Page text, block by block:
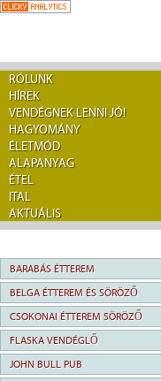
RÓLUNK
HÍREK
VENDÉGNEK LENNI JÓ!
HAGYOMÁNY
ÉLETMÓD
ALAPANYAG
ÉTEL
ITAL
AKTUÁLIS
BARABÁS ÉTTEREM
BELGA ÉTTEREM ÉS SÖRÖZŐ
CSOKONAI ÉTTEREM SÖRÖZŐ
FLASKA VENDÉGLŐ
JOHN BULL PUB